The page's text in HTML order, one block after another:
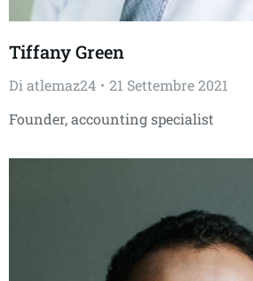
Tiffany Green
Di atlemaz24
21 Settembre 2021
Founder, accounting specialist